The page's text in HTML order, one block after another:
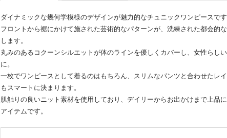
ダイナミックな幾何学模様のデザインが魅力的なチュニックワンピースです
フロントから裾にかけて施された芸術的なパターンが、洗練された都会的
します。
丸みのあるコクーンシルエットが体のラインを優しくカバーし、女性らし
に。
一枚でワンピースとして着るのはもちろん、スリムなパンツと合わせたレ
もスマートに決まります。
肌触りの良いニット素材を使用しており、デイリーからお出かけまで上品
アイテムです。